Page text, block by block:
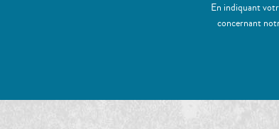
En indiquant
concernant